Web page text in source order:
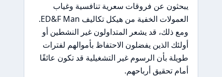
يبحثون عن فروقات سعرية تنافسية وغياب
العمولات الخفية من هيكل تكاليف ED&F Man.
ومع ذلك، قد يشعر المتداولون غير النشطين أو
أولئك الذين يفضلون الاحتفاظ بأموالهم لفترات
طويلة بأن الرسوم غير التشغيلية قد تكون عائقًا
أمام تحقيق أرباحهم.